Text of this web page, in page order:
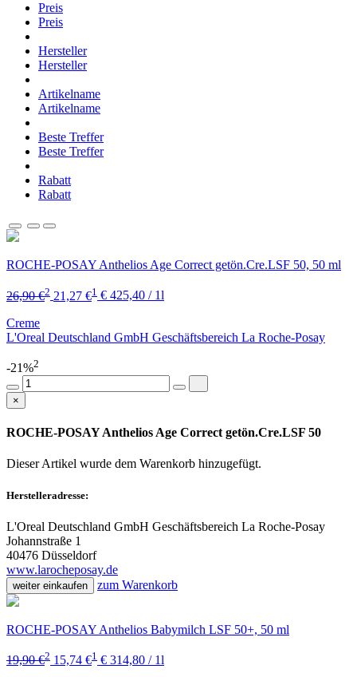
Preis
Preis
Hersteller
Hersteller
Artikelname
Artikelname
Beste Treffer
Beste Treffer
Rabatt
Rabatt
ROCHE-POSAY Anthelios Age Correct getön.Cre.LSF 50, 50 ml
26,90 €2 21,27 €1 € 425,40 / 1l
Creme
L'Oreal Deutschland GmbH Geschäftsbereich La Roche-Posay
-21%2
×
ROCHE-POSAY Anthelios Age Correct getön.Cre.LSF 50
Dieser Artikel wurde dem Warenkorb hinzugefügt.
Herstelleradresse:
L'Oreal Deutschland GmbH Geschäftsbereich La Roche-Posay
Johannstraße 1
40476 Düsseldorf
www.larocheposay.de
weiter einkaufen zum Warenkorb
ROCHE-POSAY Anthelios Babymilch LSF 50+, 50 ml
19,90 €2 15,74 €1 € 314,80 / 1l